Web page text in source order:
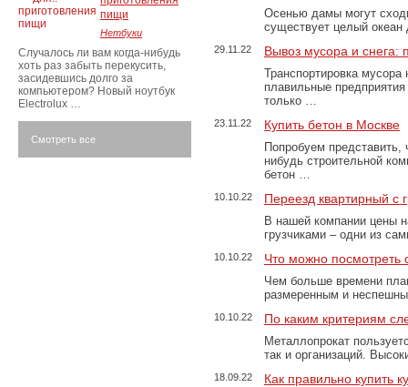
Осенью дамы могут
существует целый
29.11.22 Вывоз мусора и
Транспортировка
плавильные
только …
23.11.22 Купить бетон в Москве
Попробуем представить,
нибудь строительной
бетон …
10.10.22 Переезд квартирный с
В нашей компании цены
грузчиками – одни из
10.10.22 Что можно посмотреть
Чем больше времени
размеренным и
10.10.22 По каким критериям
Металлопрокат
так и организаций.
18.09.22 Как правильно купить
пищи
Нетбуки
Случалось ли вам когда-нибудь
хоть раз забыть перекусить,
засидевшись долго за
компьютером? Новый ноутбук
Electrolux …
Смотреть все